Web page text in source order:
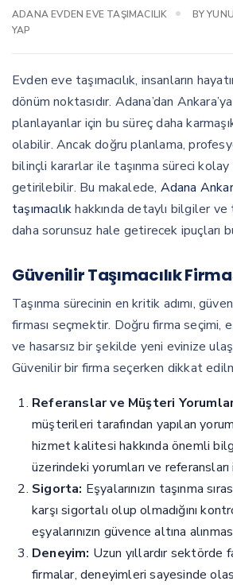
ADANA EVDEN EVE TAŞIMACILIK BY
YAP
Evden eve taşımacılık, insanların
dönüm noktasıdır. Adana’dan
planlayanlar için bu süreç daha
olabilir. Ancak doğru planlama,
bilinçli kararlar ile taşınma süreci
getirilebilir. Bu makalede, Adana
taşımacılıkhakkında detaylı bilgiler ve
daha sorunsuz hale getirecek ipuçları
Güvenilir Taşımacılık
Taşınma sürecinin en kritik adımı,
firması seçmektir. Doğru firma seçimi,
ve hasarsız bir şekilde yeni evinize
Güvenilir bir firma seçerken dikkat
Referanslar ve Müşteri
müşterileri tarafından yapılan
hizmet kalitesi hakkında önemli
üzerindeki yorumları ve
Sigorta: Eşyalarınızın taşınma
karşı sigortalı olup olmadığını
eşyalarınızın güvence altına
Deneyim: Uzun yıllardır sektörde
firmalar, deneyimleri sayesinde